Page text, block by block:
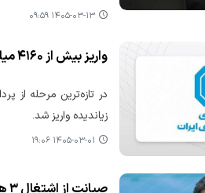
۱۴۰۵-۰۳-۱۳ ۰۹:۵۹
واریز بیش از ۴۱۶۰ میلیارد ریال خسارت به مالکان خودروهای آسیب‌دیده از «جنگ رمضان»
زیاندیده واریز شد.
۱۴۰۵-۰۳-۰۱ ۱۹:۰۶
صیانت از اشتغال ۳ هزار و ۴۱۱ کارگر استان سمنان در شرایط جنگ اخیر